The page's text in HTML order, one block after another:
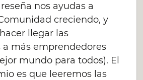
nos ayudas a
creciendo, y
llegar las
a más emprendedores
mundo para todos). El
es que leeremos las